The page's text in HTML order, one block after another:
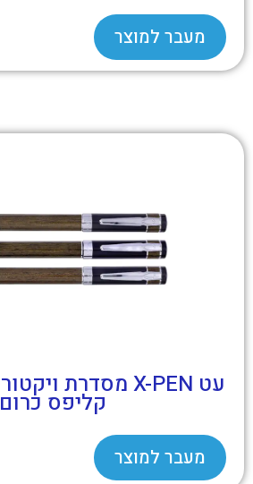
מעבר למוצר
קליפס כרום
מעבר למוצר